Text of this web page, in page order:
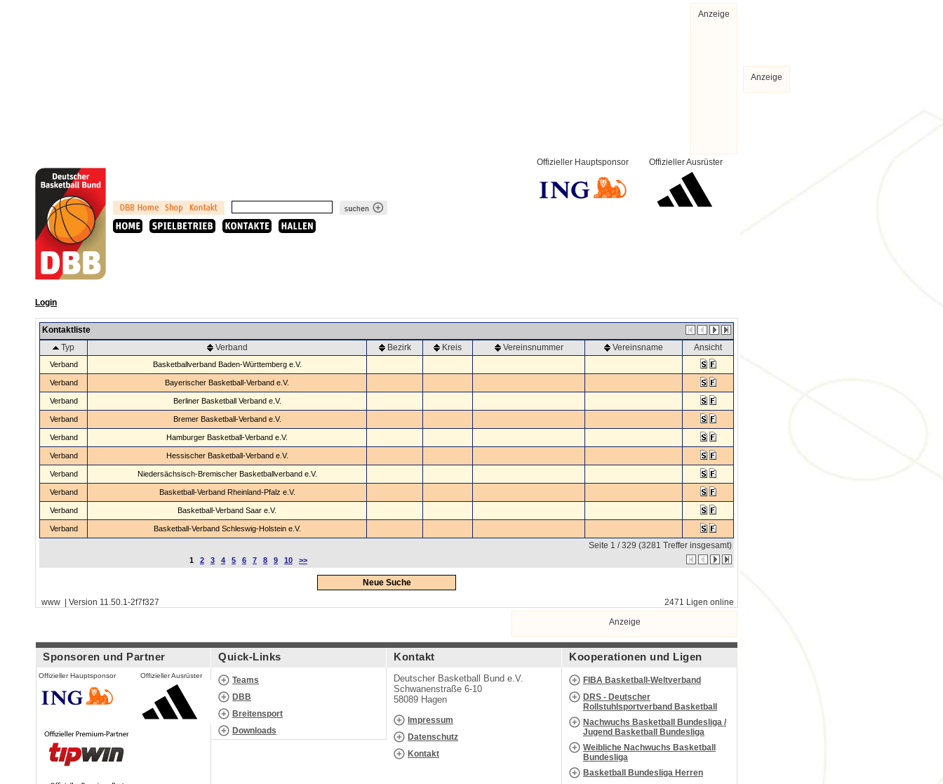
Anzeige
Offizieller Ausrüster
Offizieller Hauptsponsor
Login
Kontaktliste
Typ
Verband Bezirk Kreis Vereinsnummer Vereinsname Ansicht
Verband Basketballverband Baden-Württemberg e.V.
Verband Bayerischer Basketball-Verband e.V.
Verband Berliner Basketball Verband e.V.
Verband Bremer Basketball-Verband e.V.
Verband Hamburger Basketball-Verband e.V.
Verband Hessischer Basketball-Verband e.V.
Verband Niedersächsisch-Bremischer Basketballverband e.V.
Verband Basketball-Verband Rheinland-Pfalz e.V.
Verband Basketball-Verband Saar e.V.
Verband Basketball-Verband Schleswig-Holstein e.V.
Seite 1 / 329 (3281 Treffer insgesamt)
1 2 3 4 5 6 7 8 9 10 >>
Neue Suche
www | Version 11.50.1-2f7f327
2471 Ligen online
Anzeige
Sponsoren und Partner
Offizieller Hauptsponsor Offizieller Ausrüster
Quick-Links
Teams
DBB
Breitensport
Downloads
Kontakt
Deutscher Basketball Bund e.V.
Schwanenstraße 6-10
58089 Hagen
Impressum
Datenschutz
Kontakt
Kooperationen und Ligen
FIBA Basketball-Weltverband
DRS - Deutscher
Rollstuhlsportverband Basketball
Nachwuchs Basketball Bundesliga /
Jugend Basketball Bundesliga
Weibliche Nachwuchs Basketball
Bundesliga
Basketball Bundesliga Herren
Anzeige